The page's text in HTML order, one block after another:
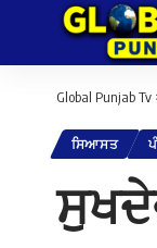
Global Punjab Tv
ਸਿਆਸਤ